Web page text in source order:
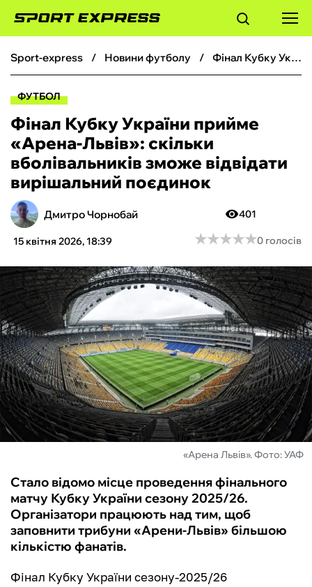
ФУТБОЛ
БОКС
ХОКЕЙ
ТЕНІС
КІБЕРСПОРТ
ЧС-2026
ФУТЗАЛ
ІНШІ
БУКМЕКЕРИ
sport-express новини футболу Фінал Кубку України прийме «Арена-Львів»: скільки вболівальників зможе відвідати вирішальний поєдинок
ФУТБОЛ
Фінал Кубку України прийме
«Арена-Львів»: скільки
вболівальників зможе відвідати
вирішальний поєдинок
Дмитро Чорнобай
15 квітня 2026, 18:39
401
★★★★★
★★★★★0 голосів
«Арена Львів». Фото: УАФ
Стало відомо місце проведення фінального
матчу Кубку України сезону 2025/26.
Організатори працюють над тим, щоб
заповнити трибуни «Арени-Львів» більшою
кількістю фанатів.
Фінал Кубку України сезону-2025/26